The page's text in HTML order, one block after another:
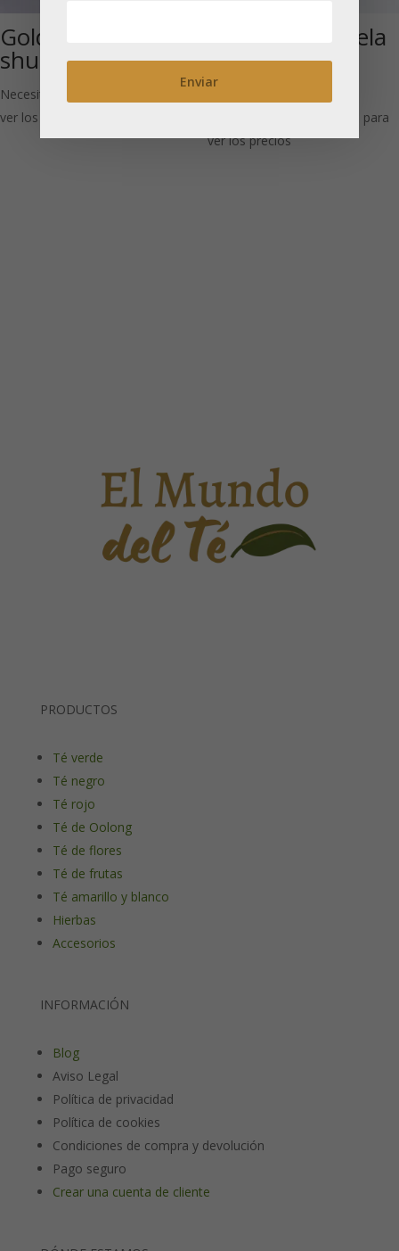
Golden Pu-Erh –
shu: Té rojo
Necesitas estar registrado para
ver los precios
Amor a la Canela
(Pu-Erh
aromatizado)
Necesitas estar registrado para
ver los precios
PRODUCTOS
Té verde
Té negro
Té rojo
Té de Oolong
Té de flores
Té de frutas
Té amarillo y blanco
Hierbas
Accesorios
INFORMACIÓN
Blog
Aviso Legal
Política de privacidad
Política de cookies
Condiciones de compra y devolución
Pago seguro
Crear una cuenta de cliente